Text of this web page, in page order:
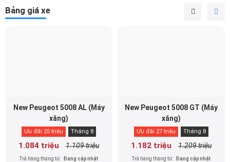
Bảng giá xe
New Peugeot 5008 AL (Máy
xăng)
Ưu đãi 25 triệu Tháng 8
1.084 triệu 1.109 triệu
Trả hàng tháng từ: Đang cập nhật
New Peugeot 5008 GT (Máy
xăng)
Ưu đãi 27 triệu Tháng 8
1.182 triệu 1.209 triệu
Trả hàng tháng từ: Đang cập nhật